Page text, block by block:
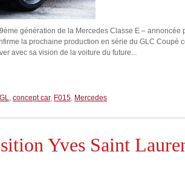
génération de la Mercedes Classe E – annoncée
la prochaine production en série du GLC Coupé
avec sa vision de la voiture du future...
, concept car, F015, Mercedes
Yves Saint